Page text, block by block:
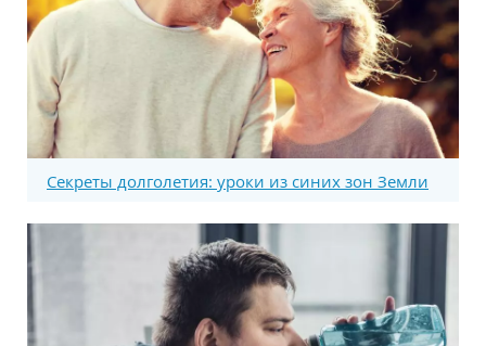
Секреты долголетия: уроки из синих зон Земли